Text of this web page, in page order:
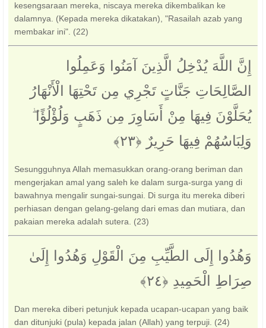
kesengsaraan mereka, niscaya mereka dikembalikan ke
dalamnya. (Kepada mereka dikatakan), "Rasailah azab yang
membakar ini". (22)
إِنَّ اللَّهَ يُدْخِلُ الَّذِينَ آمَنُوا وَعَمِلُوا
الصَّالِحَاتِ جَنَّاتٍ تَجْرِي مِن تَحْتِهَا الْأَنْهَارُ
يُحَلَّوْنَ فِيهَا مِنْ أَسَاوِرَ مِن ذَهَبٍ وَلُؤْلُؤًا ۖ
وَلِبَاسُهُمْ فِيهَا حَرِيرٌ ‎﴿٢٣﴾‏
Sesungguhnya Allah memasukkan orang-orang beriman dan
mengerjakan amal yang saleh ke dalam surga-surga yang di
bawahnya mengalir sungai-sungai. Di surga itu mereka diberi
perhiasan dengan gelang-gelang dari emas dan mutiara, dan
pakaian mereka adalah sutera. (23)
وَهُدُوا إِلَى الطَّيِّبِ مِنَ الْقَوْلِ وَهُدُوا إِلَىٰ
صِرَاطِ الْحَمِيدِ ‎﴿٢٤﴾‏
Dan mereka diberi petunjuk kepada ucapan-ucapan yang baik
dan ditunjuki (pula) kepada jalan (Allah) yang terpuji. (24)